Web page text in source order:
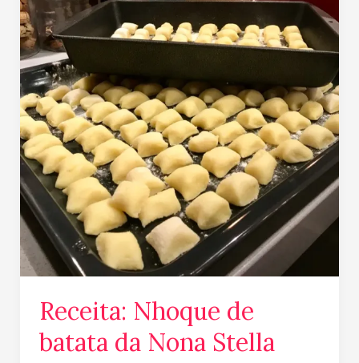
Receita: Nhoque de
batata da Nona Stella